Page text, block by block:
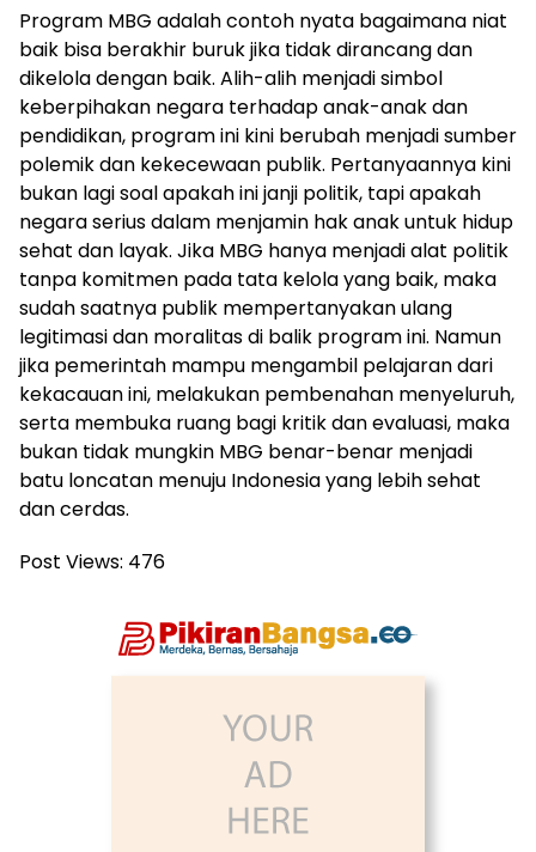
Program MBG adalah contoh nyata bagaimana niat
baik bisa berakhir buruk jika tidak dirancang dan
dikelola dengan baik. Alih-alih menjadi simbol
keberpihakan negara terhadap anak-anak dan
pendidikan, program ini kini berubah menjadi sumber
polemik dan kekecewaan publik. Pertanyaannya kini
bukan lagi soal apakah ini janji politik, tapi apakah
negara serius dalam menjamin hak anak untuk hidup
sehat dan layak. Jika MBG hanya menjadi alat politik
tanpa komitmen pada tata kelola yang baik, maka
sudah saatnya publik mempertanyakan ulang
legitimasi dan moralitas di balik program ini. Namun
jika pemerintah mampu mengambil pelajaran dari
kekacauan ini, melakukan pembenahan menyeluruh,
serta membuka ruang bagi kritik dan evaluasi, maka
bukan tidak mungkin MBG benar-benar menjadi
batu loncatan menuju Indonesia yang lebih sehat
dan cerdas.
Post Views: 476